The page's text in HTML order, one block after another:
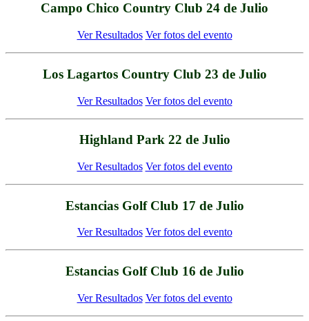
Campo Chico Country Club 24 de Julio
Ver Resultados Ver fotos del evento
Los Lagartos Country Club 23 de Julio
Ver Resultados Ver fotos del evento
Highland Park 22 de Julio
Ver Resultados Ver fotos del evento
Estancias Golf Club 17 de Julio
Ver Resultados Ver fotos del evento
Estancias Golf Club 16 de Julio
Ver Resultados Ver fotos del evento